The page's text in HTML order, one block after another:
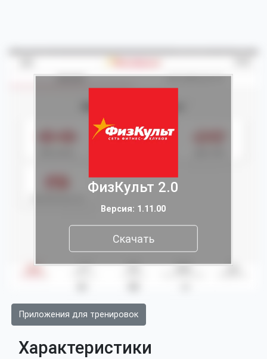
ФизКульт 2.0
Версия: 1.11.00
Скачать
Приложения для тренировок
Характеристики